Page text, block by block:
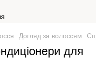
Догляд за волоссям
для